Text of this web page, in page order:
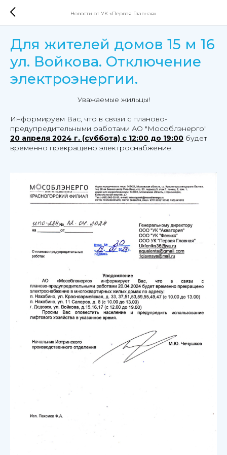
Новости от УК «Первая Главная»
Для жителей домов 15 м 16
ул. Войкова. Отключение
электроэнергии.
Уважаемые жильцы!
Информируем Вас, что в связи с планово-
предупредительными работами АО "Мособлэнерго"
20 апреля 2024 г. (суббота) с 12:00 до 19:00 будет
временно прекращено электроснабжение.